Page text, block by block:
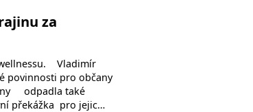
za
Vladimír
povinnosti pro občany
odpadla také
překážka pro jejic…